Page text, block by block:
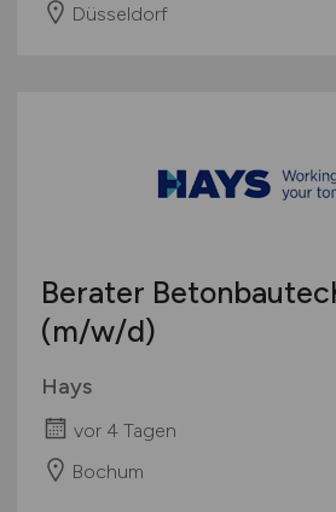
Düsseldorf
Berater
(m/w/d)
Hays
vor 4 Tagen
Bochum